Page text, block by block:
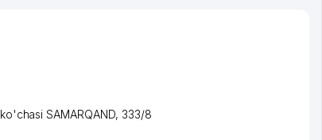
ko'chasi SAMARQAND, 333/8